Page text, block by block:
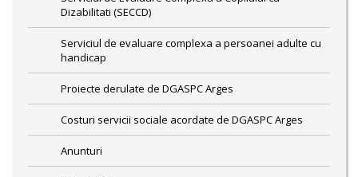
Dizabilitati (SECCD)
Serviciul de evaluare complexa a persoanei adulte cu
handicap
Proiecte derulate de DGASPC Arges
Costuri servicii sociale acordate de DGASPC Arges
Anunturi